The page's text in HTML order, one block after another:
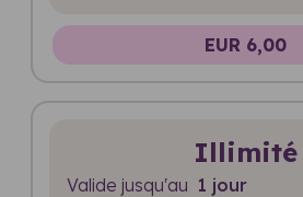
EUR 6,00
Illimité
Valide jusqu'au 1 jour